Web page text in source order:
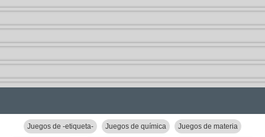
Juegos de -etiqueta- Juegos de química Juegos de materia